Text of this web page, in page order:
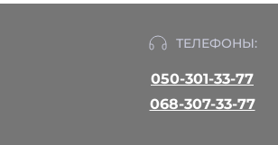
ТЕЛЕФОНЫ:
050-301-33-77
068-307-33-77